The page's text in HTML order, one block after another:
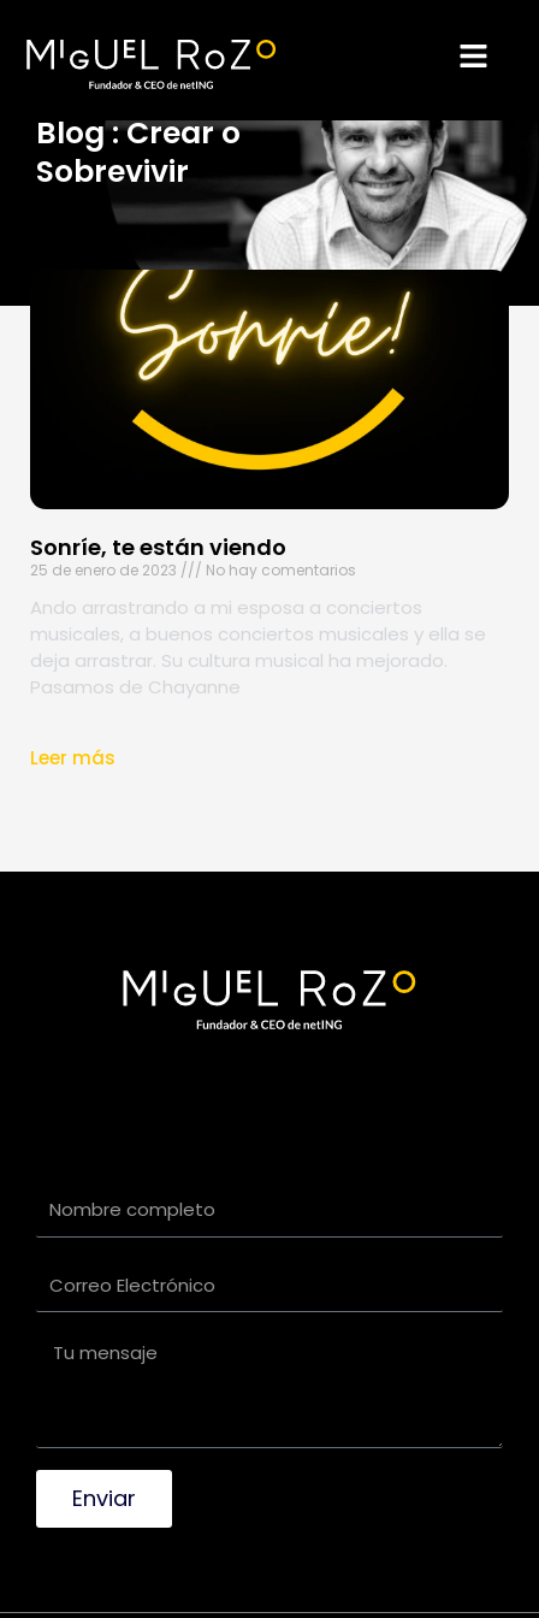
Blog : Crear o
Sobrevivir
Sonríe, te están viendo
25 de enero de 2023 No hay comentarios
Ando arrastrando a mi esposa a conciertos
musicales, a buenos conciertos musicales y ella se
deja arrastrar. Su cultura musical ha mejorado.
Pasamos de Chayanne
Leer más
Enviar